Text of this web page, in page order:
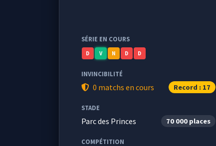
SÉRIE EN COURS
D V N D D
INVINCIBILITÉ
0 matchs en cours Record : 17
STADE
Parc des Princes 70 000 places
COMPÉTITION